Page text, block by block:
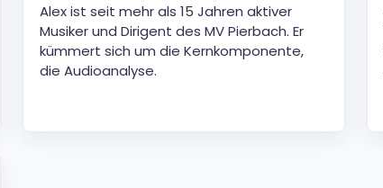
Alex ist seit mehr als 15 Jahren aktiver
Musiker und Dirigent des MV Pierbach. Er
kümmert sich um die Kernkomponente,
die Audioanalyse.